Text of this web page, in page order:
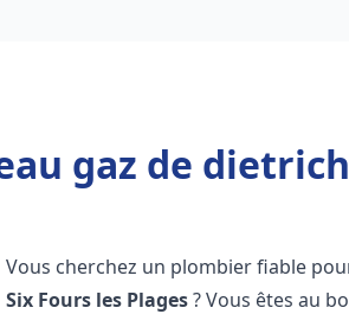
gaz de
Vous cherchez un plombier fiable
Six Fours les Plages? Vous êtes au